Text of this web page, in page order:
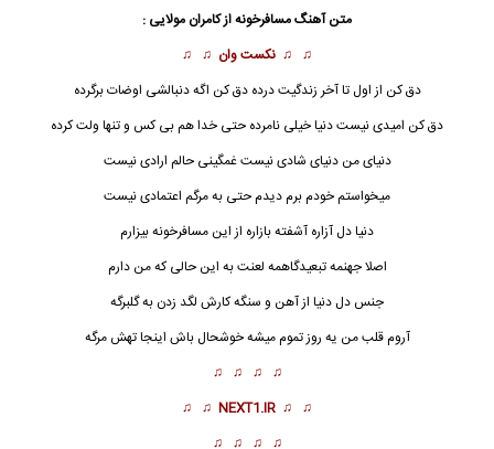
متن آهنگ مسافرخونه از کامران مولایی :
♫ ♫ نکست وان ♫ ♫
دق کن از اول تا آخر زندگیت درده دق کن اگه دنبالشی اوضات برگرده
دق کن امیدی نیست دنیا خیلی نامرده حتی خدا هم بی کس و تنها ولت کرده
دنیای من دنیای شادی نیست غمگینی حالم ارادی نیست
میخواستم خودم برم دیدم حتی به مرگم اعتمادی نیست
دنیا دل آزاره آشفته بازاره از این مسافرخونهبیزارم
اصلا جهنمه تبعیدگاهمه لعنت به این حالی که من دارم
جنس دل دنیا از آهن و سنگه کارش لگد زدن به گلبرگه
آروم قلب من یه روز تموم میشه خوشحال باش اینجا تهش مرگه
♫ ♫ ♫ ♫
♫ ♫
NEXT1.IR
♫ ♫
♫ ♫ ♫ ♫